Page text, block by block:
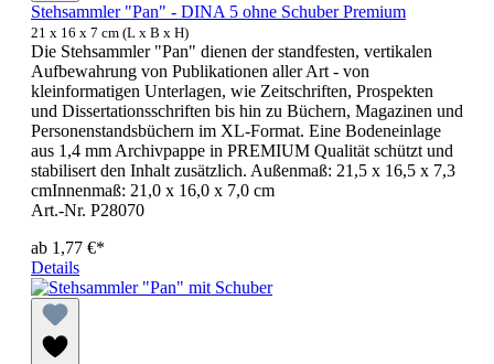
Stehsammler "Pan" - DINA 5 ohne Schuber Premium
21 x 16 x 7 cm (L x B x H)
Die Stehsammler "Pan" dienen der standfesten, vertikalen
Aufbewahrung von Publikationen aller Art - von
kleinformatigen Unterlagen, wie Zeitschriften, Prospekten
und Dissertationsschriften bis hin zu Büchern, Magazinen und
Personenstandsbüchern im XL-Format. Eine Bodeneinlage
aus 1,4 mm Archivpappe in PREMIUM Qualität schützt und
stabilisert den Inhalt zusätzlich. Außenmaß: 21,5 x 16,5 x 7,3
cmInnenmaß: 21,0 x 16,0 x 7,0 cm
Art.-Nr. P28070
ab 1,77 €*
Details